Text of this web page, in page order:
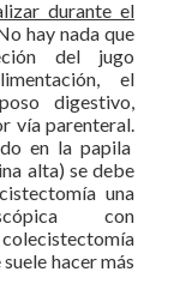
durante el
hay nada que
del jugo
el
digestivo,
vía parenteral.
en la papila
alta) se debe
una
con
hacer más